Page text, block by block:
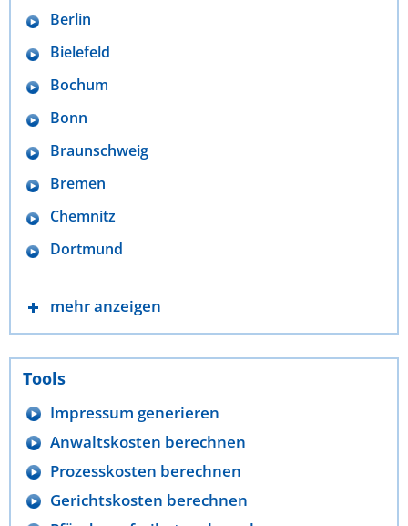
Berlin
Bielefeld
Bochum
Bonn
Braunschweig
Bremen
Chemnitz
Dortmund
mehr anzeigen
Tools
Impressum generieren
Anwaltskosten berechnen
Prozesskosten berechnen
Gerichtskosten berechnen